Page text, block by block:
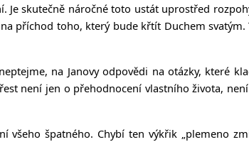
skutečně náročné toto ustát uprostřed
příchod toho, který bude křtít Duchem
na Janovy odpovědi na otázky, které
není jen o přehodnocení vlastního života,
všeho špatného. Chybí ten výkřik „plemeno